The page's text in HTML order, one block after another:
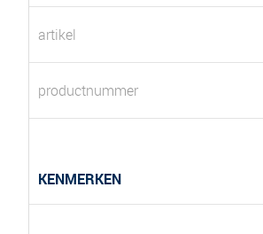
artikel
productnummer
KENMERKEN